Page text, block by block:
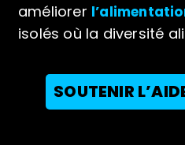
améliorer
isolés où la diversité
SOUTENIR